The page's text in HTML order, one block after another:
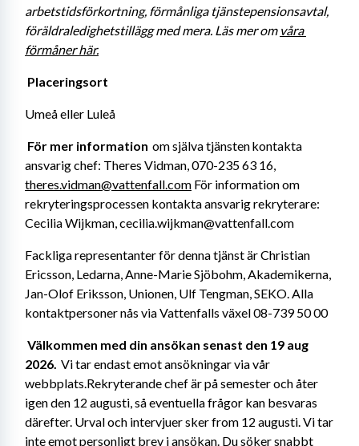
arbetstidsförkortning, förmånliga tjänstepensionsavtal,
föräldraledighetstillägg med mera. Läs mer om våra
förmåner här.
Placeringsort
Umeå eller Luleå
För mer information om själva tjänsten kontakta
theres.vidman@vattenfall.com För information om
rekryteringsprocessen kontakta ansvarig rekryterare:
Cecilia Wijkman, cecilia.wijkman@vattenfall.com
Fackliga representanter för denna tjänst är Christian
Ericsson, Ledarna, Anne-Marie Sjöbohm, Akademikerna,
Jan-Olof Eriksson, Unionen, Ulf Tengman, SEKO. Alla
kontaktpersoner nås via Vattenfalls växel 08-739 50 00
Välkommen med din ansökan senast den 19 aug
2026. Vi tar endast emot ansökningar via vår
webbplats.Rekryterande chef är på semester och åter
igen den 12 augusti, så eventuella frågor kan besvaras
därefter. Urval och intervjuer sker from 12 augusti. Vi tar
inte emot personligt brev i ansökan. Du söker snabbt